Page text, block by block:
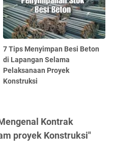
7 Tips Menyimpan Besi Beton
di Lapangan Selama
Pelaksanaan Proyek
Konstruksi
Kontrak
proyek Konstruksi"